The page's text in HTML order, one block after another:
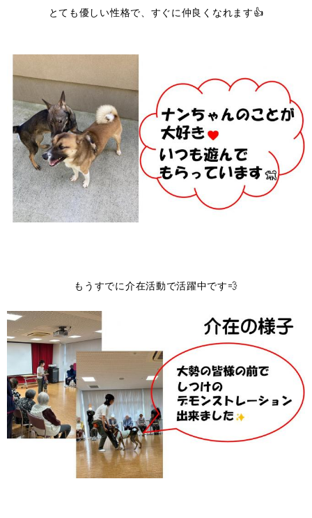
とても優しい性格で、すぐに仲良くなれます👍
もうすでに介在活動で活躍中です💨